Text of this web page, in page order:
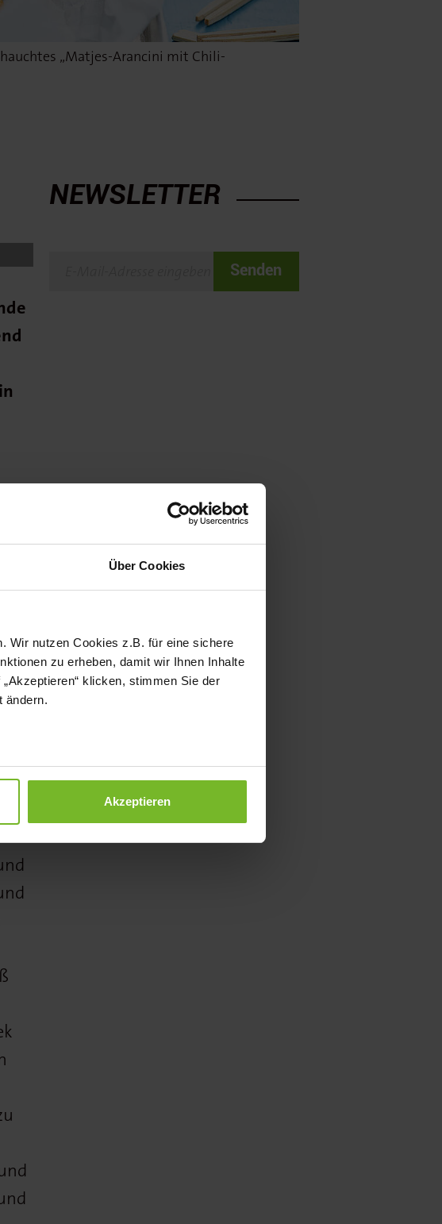
Über Cookies
Wir nutzen Cookies z.B. für eine sichere
zu erheben, damit wir Ihnen Inhalte
klicken, stimmen Sie der
ändern.
Akzeptieren
„Matjes-Arancini mit Chili-
g
NEWSLETTER
Senden